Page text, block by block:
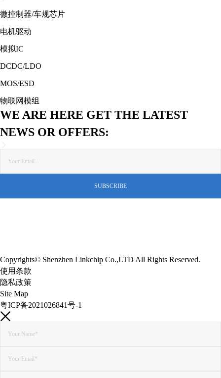
微控制器/车规芯片
电机驱动
模拟IC
DCDC/LDO
MOS/ESD
物联网模组
WE ARE HERE GET THE LATEST
NEWS OR OFFERS:
Copyrights© Shenzhen Linkchip Co.,LTD All Rights Reserved.
使用条款
隐私政策
Site Map
粤ICP备2021026841号-1